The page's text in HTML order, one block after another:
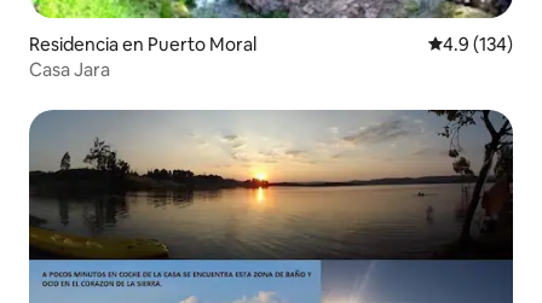
Residencia en Puerto Moral Calificación
4.9 (134)
Casa Jara